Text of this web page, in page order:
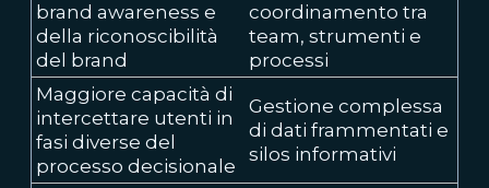
brand awareness e
della riconoscibilità
del brand
coordinamento tra
team, strumenti e
processi
Maggiore capacità di
intercettare utenti in
fasi diverse del
processo decisionale
Gestione complessa
di dati frammentati e
silos informativi